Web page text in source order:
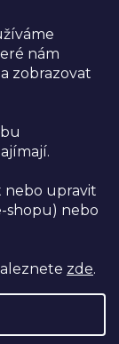
nám
zobrazovat
nebo upravit
shopu) nebo
zde.